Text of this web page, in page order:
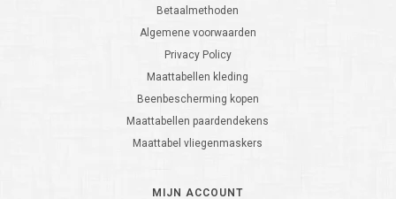
Betaalmethoden
Algemene voorwaarden
Privacy Policy
Maattabellen kleding
Beenbescherming kopen
Maattabellen paardendekens
Maattabel vliegenmaskers
MIJN ACCOUNT